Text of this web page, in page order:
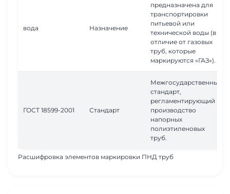
Расшифровка элементов маркировки ПНД труб
вода Назначение
предназначена для
транспортировки
питьевой или
технической воды (в
отличие от газовых
труб, которые
маркируются «ГАЗ»).
ГОСТ 18599-2001 Стандарт
Межгосударственный
стандарт,
регламентирующий
производство
напорных
полиэтиленовых
труб.